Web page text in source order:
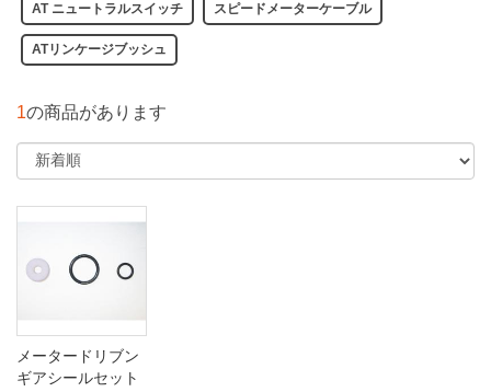
AT ニュートラルスイッチ スピードメーターケーブル
ATリンケージブッシュ
1の商品があります
メータードリブン
ギアシールセット